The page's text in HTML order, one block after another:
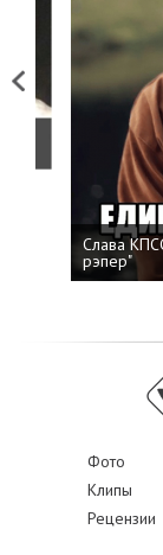
Previous
Слава
рэпер"
Фото
Клипы
Рецензии